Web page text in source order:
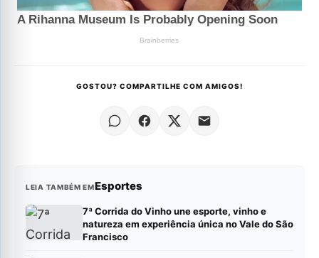
GOSTOU? COMPARTILHE COM AMIGOS!
LEIA TAMBÉM EMEsportes
7ª Corrida do Vinho une esporte, vinho e
natureza em experiência única no Vale do São
Francisco